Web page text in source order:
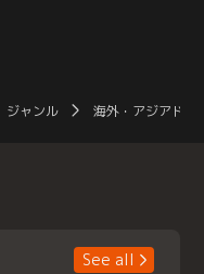
ジャンル 海外・アジアドラ
See all